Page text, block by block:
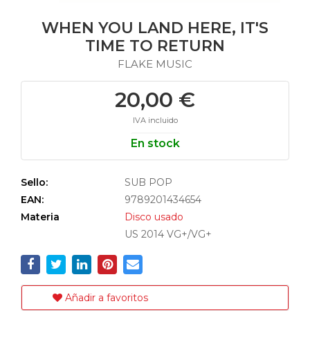
WHEN YOU LAND HERE, IT'S
TIME TO RETURN
FLAKE MUSIC
20,00 €
IVA incluido
En stock
Sello:
SUB POP
EAN:
9789201434654
Materia
Disco usado
US 2014 VG+/VG+
Añadir a favoritos